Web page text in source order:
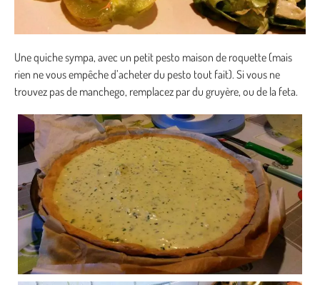
Une quiche sympa, avec un petit pesto maison de roquette (mais
rien ne vous empêche d’acheter du pesto tout fait). Si vous ne
trouvez pas de manchego, remplacez par du gruyère, ou de la feta.